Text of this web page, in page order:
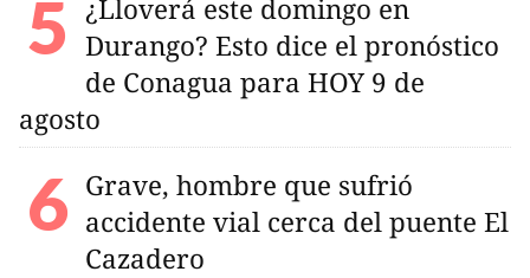
¿Lloverá este domingo en
Durango? Esto dice el pronóstico
de Conagua para HOY 9 de
agosto
Grave, hombre que sufrió
accidente vial cerca del puente El
Cazadero